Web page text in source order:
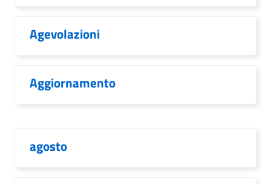
Agevolazioni
Aggiornamento
agosto